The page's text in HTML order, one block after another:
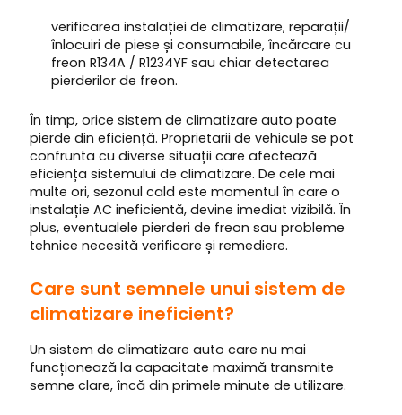
verificarea instalației de climatizare, reparații/
înlocuiri de piese și consumabile, încărcare cu
freon R134A / R1234YF sau chiar detectarea
pierderilor de freon.
În timp, orice sistem de climatizare auto poate
pierde din eficiență. Proprietarii de vehicule se pot
confrunta cu diverse situații care afectează
eficiența sistemului de climatizare. De cele mai
multe ori, sezonul cald este momentul în care o
instalație AC ineficientă, devine imediat vizibilă. În
plus, eventualele pierderi de freon sau probleme
tehnice necesită verificare și remediere.
Care sunt semnele unui sistem de
climatizare ineficient?
Un sistem de climatizare auto care nu mai
funcționează la capacitate maximă transmite
semne clare, încă din primele minute de utilizare.